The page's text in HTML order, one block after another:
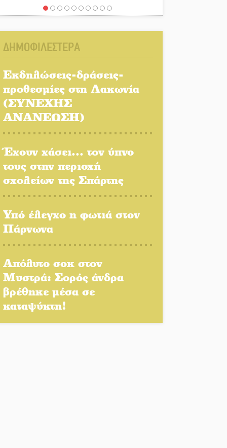
«Στέγνωσε» από νερό πάνω
Άγρυπνος φρουρός 2
στις Αιγιές
ΔΥΠΑ: Επιπλέον 8.000
επιδοτούμενες θέσεις στο
Μισθός: Το στοίχημα των
1.500 ευρώ
Δάκος: Νέα «όπλα» στην
προστασία της ελιάς
Καλοκαιρινό Pool Party στο
Mystras Grand Palace
Resort & Spa
Στον καταψύκτη του Μυστρά
για το «ζεστό» χρήμα
ΔΗΜΟΦΙΛΕΣΤΕΡΑ
Εκδηλώσεις-δράσεις-
προθεσμίες στη Λακωνία
(ΣΥΝΕΧΗΣ
ΑΝΑΝΕΩΣΗ)
Έχουν χάσει... τον ύπνο
τους στην περιοχή
σχολείων της Σπάρτης
Υπό έλεγχο η φωτιά στον
Πάρνωνα
Απόλυτο σοκ στον
Μυστρά: Σορός άνδρα
βρέθηκε μέσα σε
καταψύκτη!